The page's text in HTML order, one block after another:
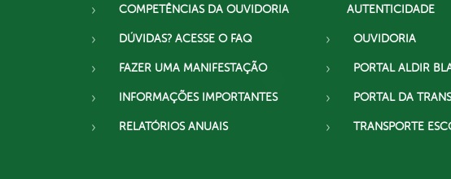
COMPETÊNCIAS DA OUVIDORIA
DÚVIDAS? ACESSE O FAQ
FAZER UMA MANIFESTAÇÃO
INFORMAÇÕES IMPORTANTES
RELATÓRIOS ANUAIS
AUTENTICIDADE
OUVIDORIA
PORTAL ALDIR
PORTAL DA
TRANSPORTE